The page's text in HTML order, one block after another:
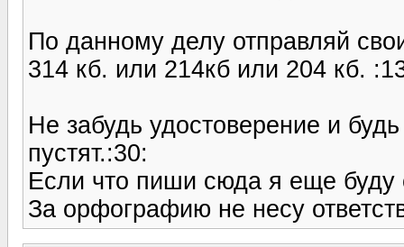
По данному делу отправляй
314 кб. или 214кб или 204 кб.
Не забудь удостоверение и
пустят.:30:
Если что пиши сюда я еще буду
За орфографию не несу